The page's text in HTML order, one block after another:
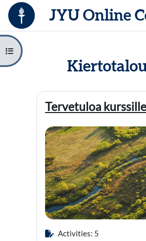
Skip to main content
JYU Online
Open course index
Section outline
Tervetuloa kurssille
Activities: 5